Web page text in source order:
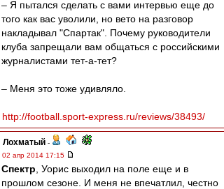
– Я пытался сделать с вами интервью еще до
того как вас уволили, но вето на разговор
накладывал "Спартак". Почему руководители
клуба запрещали вам общаться с российскими
журналистами тет-а-тет?
– Меня это тоже удивляло.
http://football.sport-express.ru/reviews/38493/
Лохматый -
02 апр 2014 17:15
Спектр , Уорис выходил на поле еще и в
прошлом сезоне. И меня не впечатлил, честно